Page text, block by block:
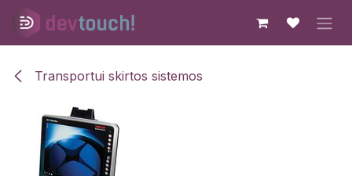
Skip to Content
Transportui skirtos sistemos